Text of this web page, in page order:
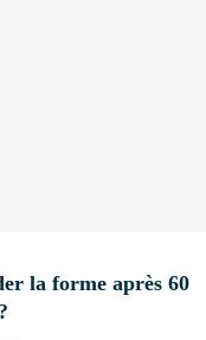
la forme après 60